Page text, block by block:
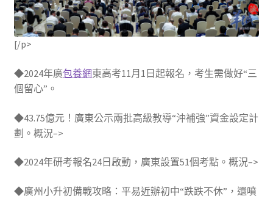
[/p>
◆2024年廣包養網東高考11月1日起報名，考生需做好“三
個留心”。
◆43.75億元！廣東公示兩批高級教導“沖補強”資金設定計
劃。概況–>
◆2024年研考報名24日啟動，廣東設置51個考點。概況–>
◆廣州小升初備戰攻略：平易近辦初中“跌跌不休”，還噴